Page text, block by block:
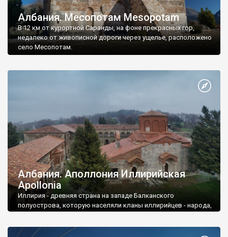
Албания. Месопотам Mesopotam
В 12 км от курортной Саранды, на фоне прекрасных гор,
недалеко от живописной дороги через ущелье, расположено
село Месопотам.
Албания. Аполлония Иллирийская
Apollonia
Иллирия - древняя страна на западе Балканского
полуострова, которую населяли кланы иллирийцев - народа,